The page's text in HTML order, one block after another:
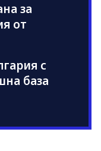
за
от
с
база